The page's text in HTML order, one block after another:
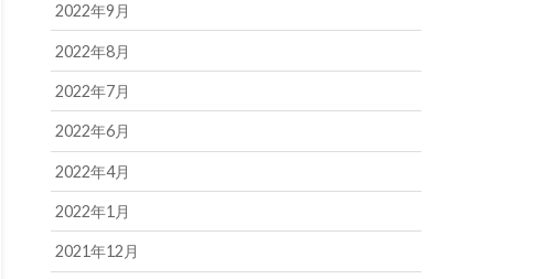
2022年9月
2022年8月
2022年7月
2022年6月
2022年4月
2022年1月
2021年12月